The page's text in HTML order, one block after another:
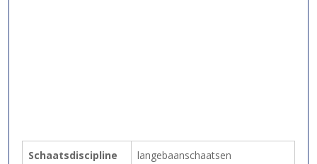
Schaatsdiscipline langebaanschaatsen